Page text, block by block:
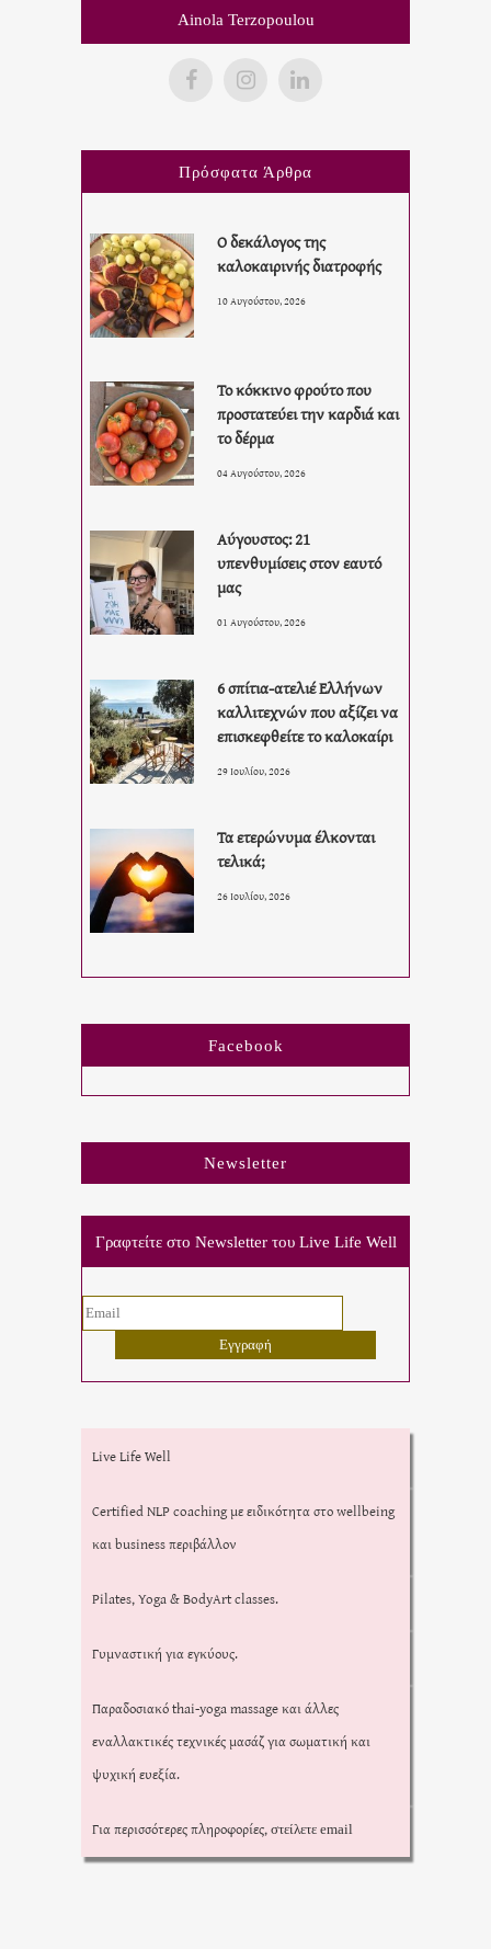
Ainola Terzopoulou
Πρόσφατα Άρθρα
Ο δεκάλογος της
καλοκαιρινής διατροφής
10 Αυγούστου, 2026
Το κόκκινο φρούτο που
προστατεύει την καρδιά και
το δέρμα
04 Αυγούστου, 2026
Αύγουστος: 21
υπενθυμίσεις στον εαυτό
μας
01 Αυγούστου, 2026
6 σπίτια-ατελιέ Ελλήνων
καλλιτεχνών που αξίζει να
επισκεφθείτε το καλοκαίρι
29 Ιουλίου, 2026
Τα ετερώνυμα έλκονται
τελικά;
26 Ιουλίου, 2026
Facebook
Newsletter
Γραφτείτε στο Newsletter του Live Life Well
Live Life Well
Certified NLP coaching με ειδικότητα στο wellbeing
και business περιβάλλον
Pilates, Yoga & BodyArt classes.
Γυμναστική για εγκύους.
Παραδοσιακό thai-yoga massage και άλλες
εναλλακτικές τεχνικές μασάζ για σωματική και
ψυχική ευεξία.
Για περισσότερες πληροφορίες, στείλετε email